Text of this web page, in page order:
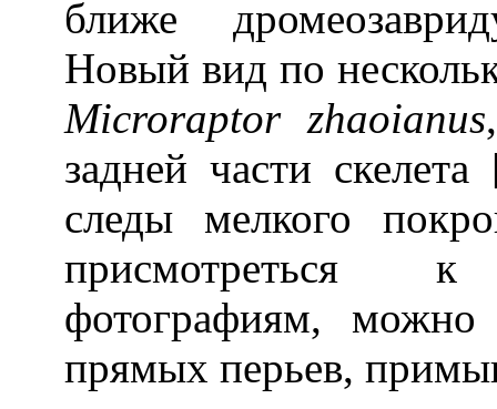
ближе
Новый вид по
Microraptor zhaoianus
задней части
следы мелкого
присмотреться
фотографиям, можно
прямых перьев,